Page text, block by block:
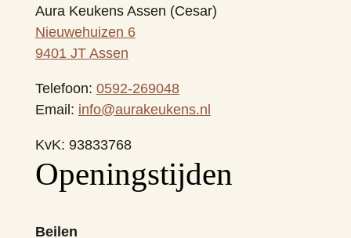
Aura Keukens Assen (Cesar)
Nieuwehuizen 6
9401 JT Assen
Telefoon: 0592-269048
Email: info@aurakeukens.nl
KvK: 93833768
‎Openingstijden
Beilen